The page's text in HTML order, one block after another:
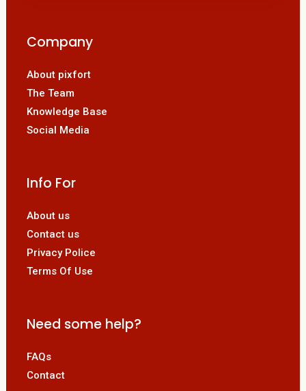
Company
About pixfort
The Team
Knowledge Base
Social Media
Info For
About us
Contact us
Privacy Police
Terms Of Use
Need some help?
FAQs
Contact